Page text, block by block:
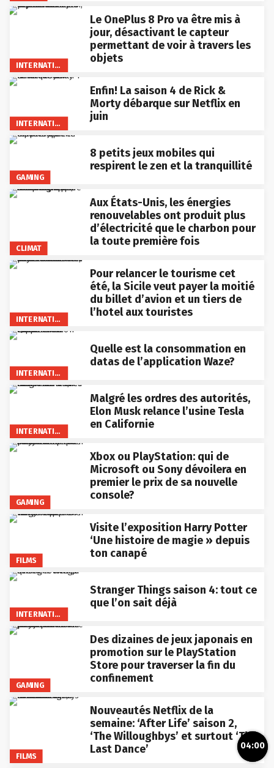
INTERNATIONAL
Le OnePlus 8 Pro va être mis à
jour, désactivant le capteur
permettant de voir à travers les
objets
INTERNATIONAL
Enfin! La saison 4 de Rick &
Morty débarque sur Netflix en
juin
GAMING
8 petits jeux mobiles qui
respirent le zen et la tranquillité
CLIMAT
Aux États-Unis, les énergies
renouvelables ont produit plus
d’électricité que le charbon pour
la toute première fois
INTERNATIONAL
Pour relancer le tourisme cet
été, la Sicile veut payer la moitié
du billet d’avion et un tiers de
l’hotel aux touristes
INTERNATIONAL
Quelle est la consommation en
datas de l’application Waze?
INTERNATIONAL
Malgré les ordres des autorités,
Elon Musk relance l’usine Tesla
en Californie
GAMING
Xbox ou PlayStation: qui de
Microsoft ou Sony dévoilera en
premier le prix de sa nouvelle
console?
FILMS
Visite l’exposition Harry Potter
‘Une histoire de magie » depuis
ton canapé
INTERNATIONAL
Stranger Things saison 4: tout ce
que l’on sait déjà
GAMING
Des dizaines de jeux japonais en
promotion sur le PlayStation
Store pour traverser la fin du
confinement
FILMS
Nouveautés Netflix de la
semaine: ‘After Life’ saison 2,
‘The Willoughbys’ et surtout ‘The
Last Dance’
04:00